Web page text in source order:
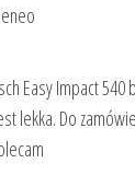
Easy Impact
lekka. Do